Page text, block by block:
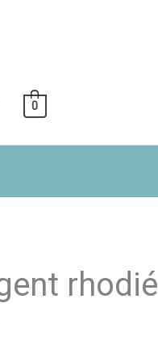
0
rhodié